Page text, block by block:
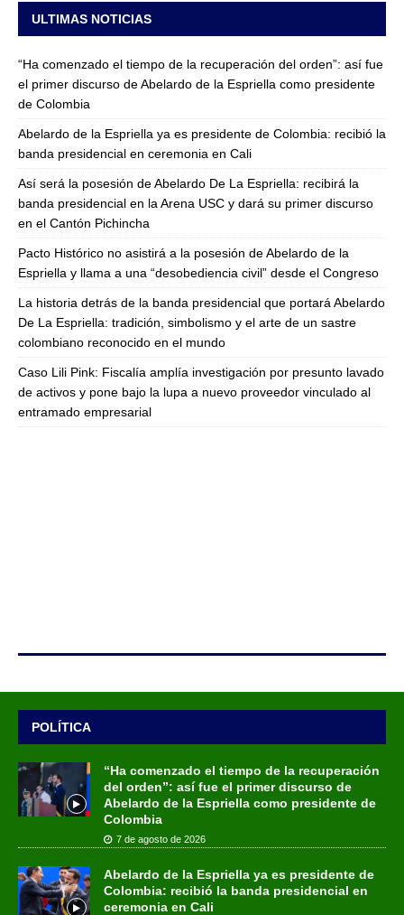
ULTIMAS NOTICIAS
“Ha comenzado el tiempo de la recuperación del orden”: así fue
el primer discurso de Abelardo de la Espriella como presidente
de Colombia
Abelardo de la Espriella ya es presidente de Colombia: recibió la
banda presidencial en ceremonia en Cali
Así será la posesión de Abelardo De La Espriella: recibirá la
banda presidencial en la Arena USC y dará su primer discurso
en el Cantón Pichincha
Pacto Histórico no asistirá a la posesión de Abelardo de la
Espriella y llama a una “desobediencia civil” desde el Congreso
La historia detrás de la banda presidencial que portará Abelardo
De La Espriella: tradición, simbolismo y el arte de un sastre
colombiano reconocido en el mundo
Caso Lili Pink: Fiscalía amplía investigación por presunto lavado
de activos y pone bajo la lupa a nuevo proveedor vinculado al
entramado empresarial
POLÍTICA
“Ha comenzado el tiempo de la recuperación
del orden”: así fue el primer discurso de
Abelardo de la Espriella como presidente de
Colombia
7 de agosto de 2026
Abelardo de la Espriella ya es presidente de
Colombia: recibió la banda presidencial en
ceremonia en Cali